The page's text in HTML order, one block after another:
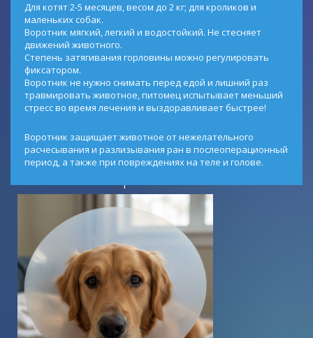
Для котят 2-5 месяцев, весом до 2 кг; для кроликов и
маленьких собак.
Воротник мягкий, легкий и водостойкий. Не стесняет
движений животного.
Степень затягивания горловины можно регулировать
фиксатором.
Воротник не нужно снимать перед едой и лишний раз
травмировать животное, питомец испытывает меньший
стресс во время лечения и выздоравливает быстрее!
Воротник защищает животное от нежелательного
расчесывания и разлизывания ран в послеоперационный
период, а также при повреждениях на теле и голове.